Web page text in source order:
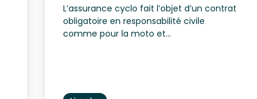
L’assurance cyclo fait l’objet d’un contrat
obligatoire en responsabilité civile
comme pour la moto et...